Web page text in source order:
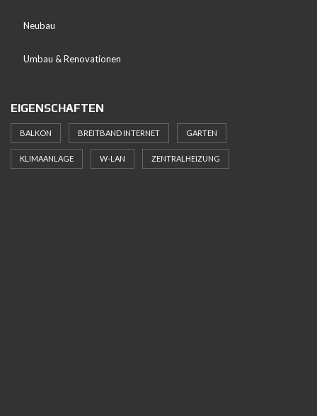
Neubau
Umbau & Renovationen
EIGENSCHAFTEN
BALKON BREITBAND INTERNET GARTEN
KLIMAANLAGE W-LAN ZENTRALHEIZUNG